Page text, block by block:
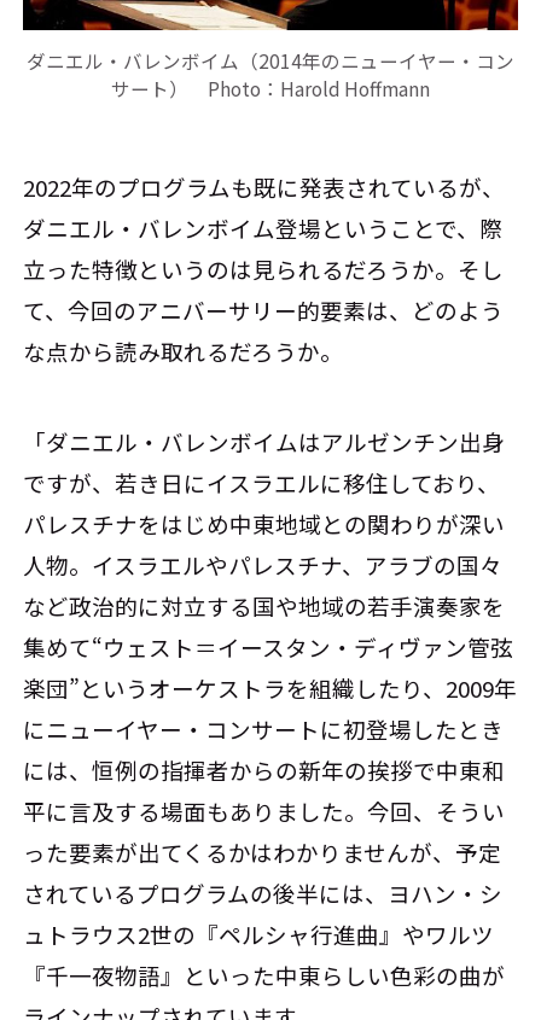
ダニエル・バレンボイム（2014年のニューイヤー・コン
サート） Photo：Harold Hoffmann
2022年のプログラムも既に発表されているが、
ダニエル・バレンボイム登場ということで、際
立った特徴というのは見られるだろうか。そし
て、今回のアニバーサリー的要素は、どのよう
な点から読み取れるだろうか。
「ダニエル・バレンボイムはアルゼンチン出身
ですが、若き日にイスラエルに移住しており、
パレスチナをはじめ中東地域との関わりが深い
人物。イスラエルやパレスチナ、アラブの国々
など政治的に対立する国や地域の若手演奏家を
集めて“ウェスト＝イースタン・ディヴァン管弦
楽団”というオーケストラを組織したり、2009年
にニューイヤー・コンサートに初登場したとき
には、恒例の指揮者からの新年の挨拶で中東和
平に言及する場面もありました。今回、そうい
った要素が出てくるかはわかりませんが、予定
されているプログラムの後半には、ヨハン・シ
ュトラウス2世の『ペルシャ行進曲』やワルツ
『千一夜物語』といった中東らしい色彩の曲が